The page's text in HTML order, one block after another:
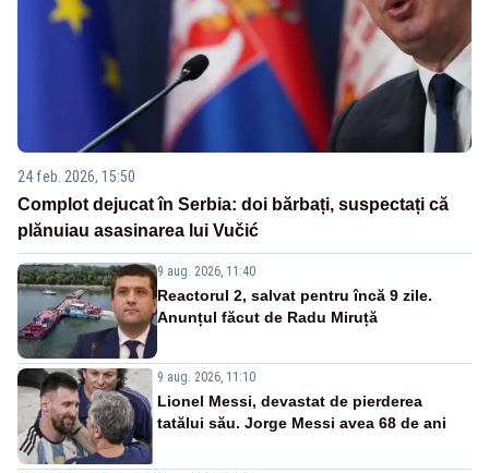
24 feb. 2026, 15:50
Complot dejucat în Serbia: doi bărbați, suspectați că
plănuiau asasinarea lui Vučić
9 aug. 2026, 11:40
Reactorul 2, salvat pentru încă 9 zile.
Anunțul făcut de Radu Miruță
9 aug. 2026, 11:10
Lionel Messi, devastat de pierderea
tatălui său. Jorge Messi avea 68 de ani